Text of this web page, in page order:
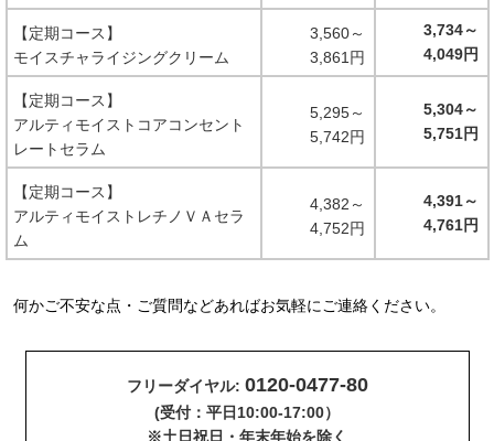
【定期コース】
モイスチャライジングクリーム
3,560～
3,861円
3,734～
4,049円
【定期コース】
アルティモイストコアコンセント
レートセラム
5,295～
5,742円
5,304～
5,751円
【定期コース】
アルティモイストレチノＶＡセラ
ム
4,382～
4,752円
4,391～
4,761円
何かご不安な点・ご質問などあればお気軽にご連絡ください。
フリーダイヤル: 0120-0477-80
(受付：平日10:00-17:00）
※土日祝日・年末年始を除く